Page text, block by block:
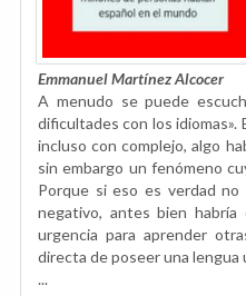
Emmanuel Martínez Alcocer
A menudo se puede
dificultades con los
incluso con complejo, algo
sin embargo un fenómeno
Porque si eso es verdad
negativo, antes bien
urgencia para aprender
directa de poseer una lengua
...